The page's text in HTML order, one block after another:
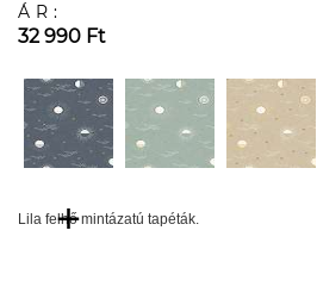
ÁR:
32 990 Ft
Lila felhő mintázatú tapéták.